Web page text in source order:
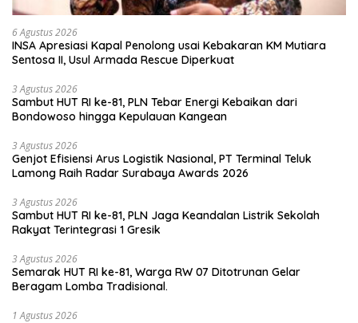
6 Agustus 2026
INSA Apresiasi Kapal Penolong usai Kebakaran KM Mutiara
Sentosa II, Usul Armada Rescue Diperkuat
3 Agustus 2026
Sambut HUT RI ke-81, PLN Tebar Energi Kebaikan dari
Bondowoso hingga Kepulauan Kangean
3 Agustus 2026
Genjot Efisiensi Arus Logistik Nasional, PT Terminal Teluk
Lamong Raih Radar Surabaya Awards 2026
3 Agustus 2026
Sambut HUT RI ke-81, PLN Jaga Keandalan Listrik Sekolah
Rakyat Terintegrasi 1 Gresik
3 Agustus 2026
Semarak HUT RI ke-81, Warga RW 07 Ditotrunan Gelar
Beragam Lomba Tradisional.
1 Agustus 2026